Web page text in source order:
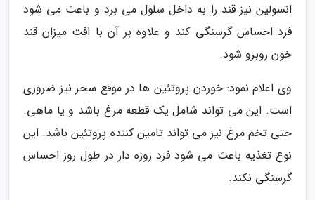
انسولین نیز قند را به داخل سلول می برد و باعث می شود
فرد احساس گرسنگی کند و علاوه بر آن با افت میزان قند
خون روبرو شود.
وی اعلام نمود: خوردن پروتئین ها در موقع سحر نیز ضروری
است. این می تواند شامل یک قطعه مرغ باشد و یا ماهی.
حتی تخم مرغ نیز می تواند تامین کننده پروتئین باشد. این
نوع تغذیه باعث می شود فرد روزه دار در طول روز احساس
گرسنگی نکند.